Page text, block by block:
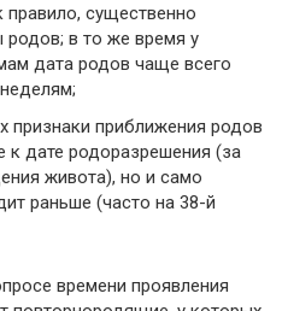
правило, существенно
родов; в то же время у
дата родов чаще всего
признаки приближения родов
к дате родоразрешения (за
живота), но и само
раньше (часто на 38-й
времени проявления